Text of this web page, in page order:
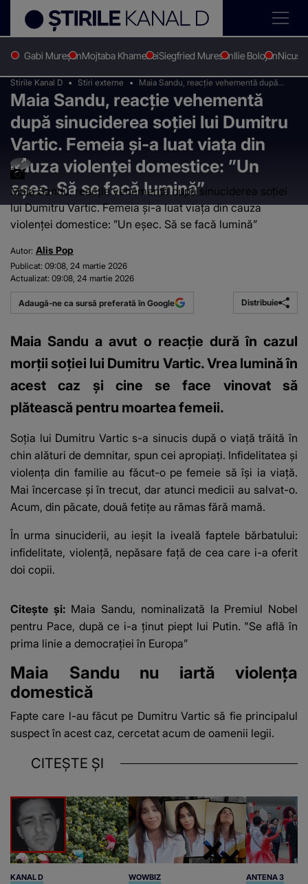
Gabi MureșanMojtaba KhameneiSiegfried MuresanIlie Bolojan
Stirile Kanal D Stiri externe
Maia Sandu, reacție vehementă după
sinuciderea soției lui Dumitru Vartic.
Femeia și-a luat viața din cauza violenței
domestice: ”Un eșec. Să se facă lumină”
Maia Sandu, reacție vehementă
după sinuciderea soției lui Dumitru
Vartic. Femeia și-a luat viața din
cauza violenței domestice: ”Un
eșec. Să se facă lumină”
Maia Sandu, reacție vehementă după sinuciderea soției
lui Dumitru Vartic. Femeia și-a luat viața din cauza
violenței domestice: ”Un eșec. Să se facă lumină”
Autor: Alis Pop
Publicat: 09:08, 24 martie 2026
Actualizat: 09:08, 24 martie 2026
Adaugă-ne ca sursă preferată în Google Distribuie
Maia Sandu a avut o reacție dură în cazul
morții soției lui Dumitru Vartic. Vrea lumină în
acest caz și cine se face vinovat să
plătească pentru moartea femeii.
Soția lui Dumitru Vartic s-a sinucis după o viață trăită în
chin alături de demnitar, spun cei apropiați. Infidelitatea și
violența din familie au făcut-o pe femeie să își ia viață.
Mai încercase și în trecut, dar atunci medicii au salvat-o.
Acum, din păcate, două fetițe au rămas fără mamă.
În urma sinuciderii, au ieșit la iveală faptele bărbatului:
infidelitate, violență, nepăsare față de cea care i-a oferit
doi copii.
Citește și: Maia Sandu, nominalizată la Premiul Nobel
pentru Pace, după ce i-a ținut piept lui Putin. "Se află în
prima linie a democrației în Europa”
Maia Sandu nu iartă violența
domestică
Fapte care l-au făcut pe Dumitru Vartic să fie principalul
suspect în acest caz, cercetat acum de oamenii legii.
CITEȘTE ȘI
KANAL D WOWBIZ ANTENA 3